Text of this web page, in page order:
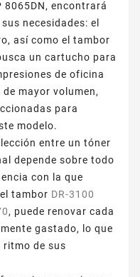
8065DN, encontrará
necesidades: el
así como el tambor
un cartucho para
de oficina
mayor volumen,
para
modelo.
entre un tóner
depende sobre todo
con la que
tambor DR-3100
, puede renovar cada
gastado, lo que
ritmo de sus